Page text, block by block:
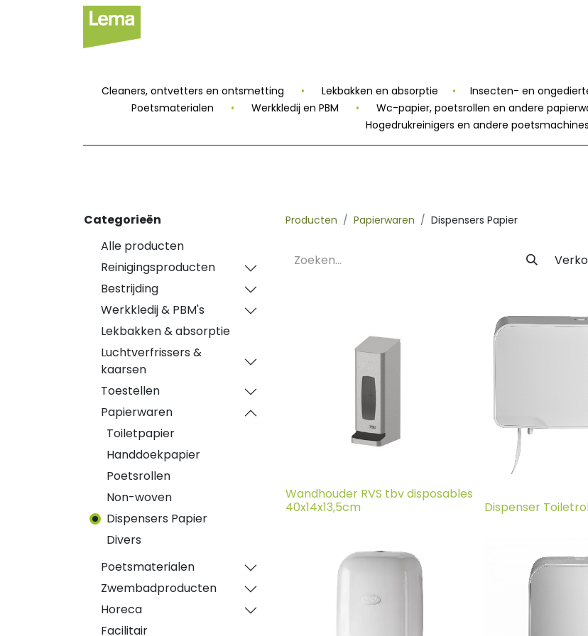
Cleaners, ontvetters en ontsmetting • Lekbakken en absorptie • Insecten- en
Poetsmaterialen
• Werkkledij en PBM • Wc-papier, poetsrollen en andere
Hogedrukreinigers en andere poetsmachines
Categorieën
Alle producten
Reinigingsproducten
Bestrijding
Werkkledij & PBM's
Lekbakken & absorptie
Luchtverfrissers &
kaarsen
Toestellen
Papierwaren
Toiletpapier
Handdoekpapier
Poetsrollen
Non-woven
Dispensers Papier
Divers
Poetsmaterialen
Zwembadproducten
Horeca
Facilitair
Producten Papierwaren Dispensers Papier
Wandhouder RVS tbv disposables
40x14x13,5cm
Dispenser